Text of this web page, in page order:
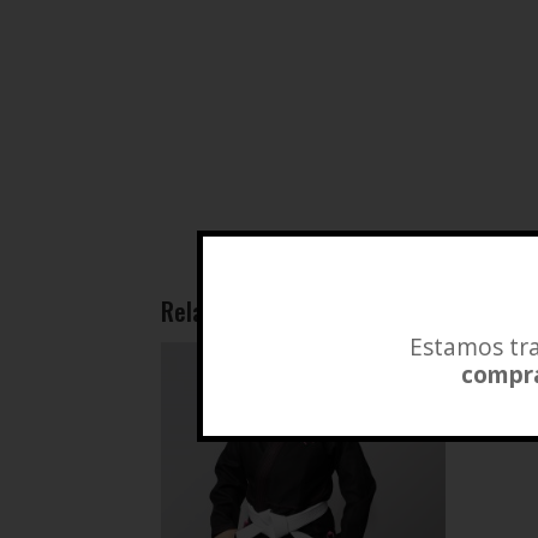
Related products
Estamos